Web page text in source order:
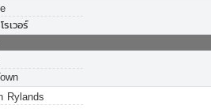
เวอร์
Rylands